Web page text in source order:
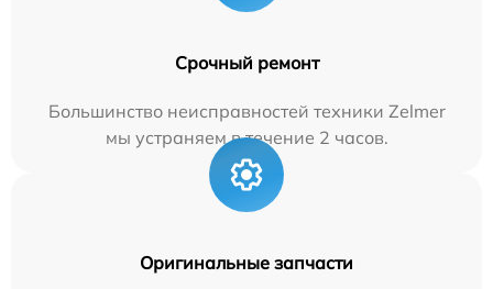
Срочный ремонт
Большинство неисправностей техники Zelmer
мы устраняем в течение 2 часов.
Оригинальные запчасти